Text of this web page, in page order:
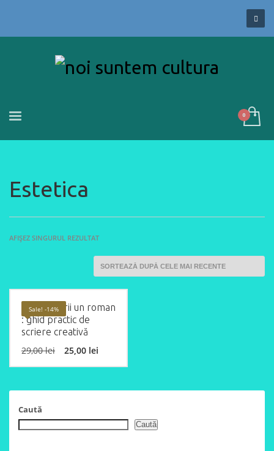
Estetica
AFIȘEZ SINGURUL REZULTAT
Sale! -14%
Cum să scrii un roman
: ghid practic de
scriere creativă
29,00lei Original
price
was:
25,00 lei
is:
Caută
Caută